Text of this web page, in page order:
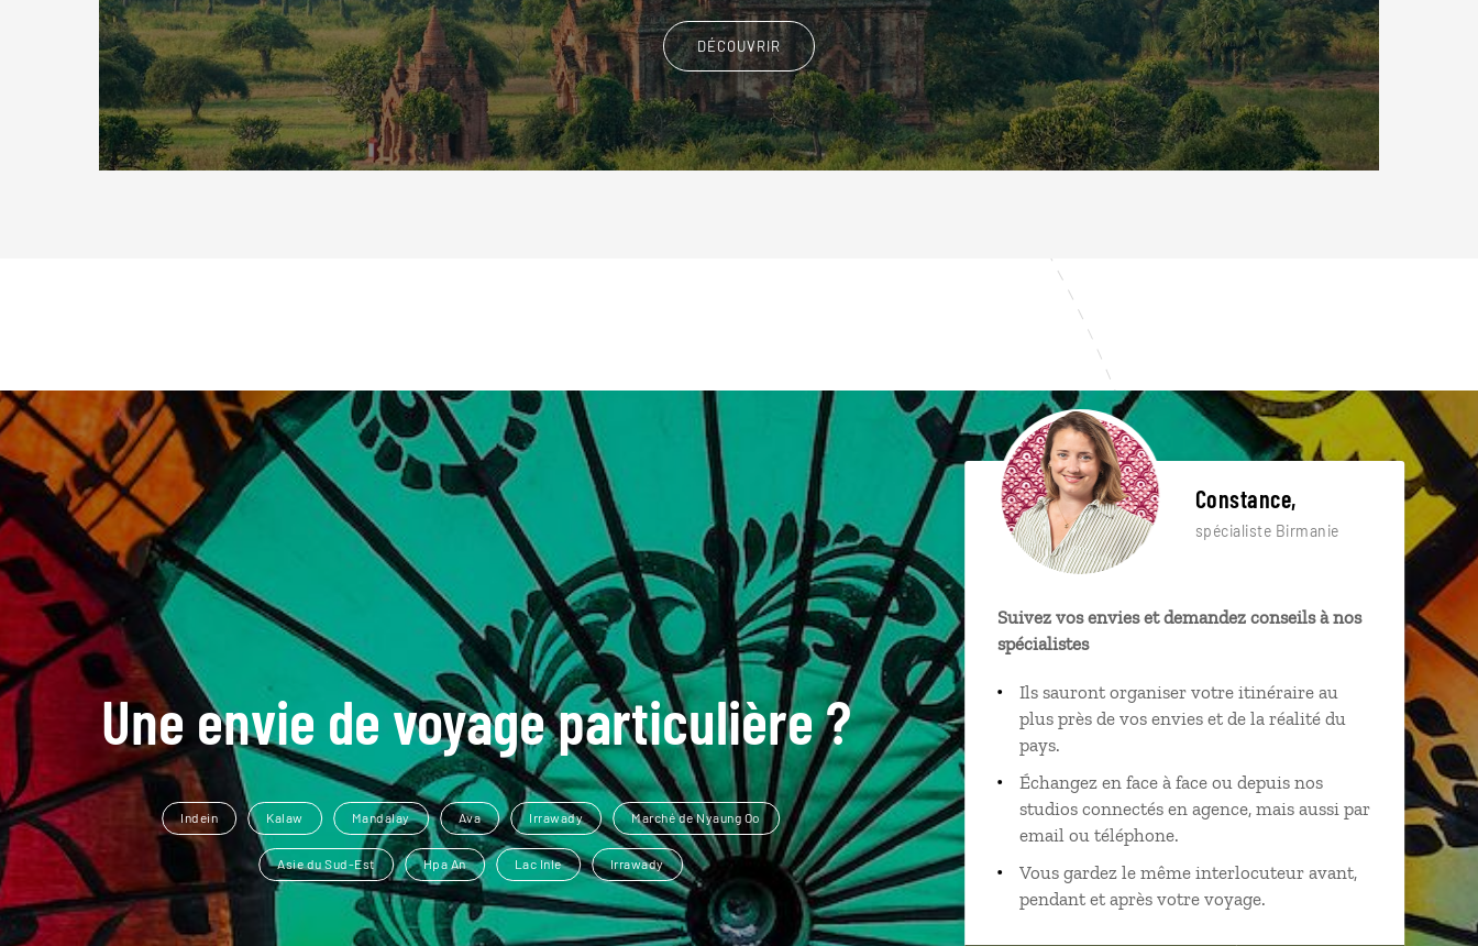
DÉCOUVRIR
Une envie de voyage particulière ?
Indein Kalaw Mandalay Ava Irrawady Marché de Nyaung Oo
Asie du Sud-Est Hpa An Lac Inle Irrawady
Constance,
spécialiste Birmanie
Suivez vos envies et demandez conseils à nos
spécialistes
Ils sauront organiser votre itinéraire au
plus près de vos envies et de la réalité du
pays.
Échangez en face à face ou depuis nos
studios connectés en agence, mais aussi par
email ou téléphone.
Vous gardez le même interlocuteur avant,
pendant et après votre voyage.